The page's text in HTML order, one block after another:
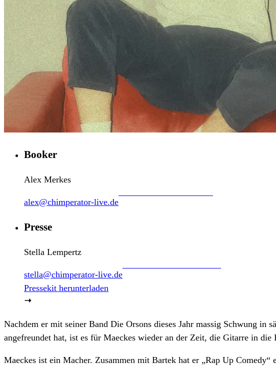
Booker
Alex Merkes
alex@chimperator-live.de
Presse
Stella Lempertz
stella@chimperator-live.de
Pressekit herunterladen
Nachdem er mit seiner Band Die Orsons dieses Jahr massig Schwung in
angefreundet hat, ist es für Maeckes wieder an der Zeit, die Gitarre in
Maeckes ist ein Macher. Zusammen mit Bartek hat er „Rap Up